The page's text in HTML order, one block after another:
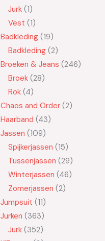
Jurk 1
Vest 1
Badkleding 19
Badkleding 2
Broeken & Jeans 246
Broek 28
Rok 4
Chaos and Order 2
Haarband 43
Jassen 109
Spijkerjassen 15
Tussenjassen 29
Winterjassen 46
Zomerjassen 2
Jumpsuit 11
Jurken 363
Jurk 352